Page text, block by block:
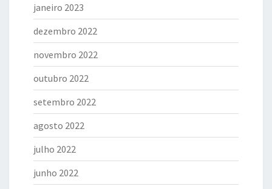
janeiro 2023
dezembro 2022
novembro 2022
outubro 2022
setembro 2022
agosto 2022
julho 2022
junho 2022